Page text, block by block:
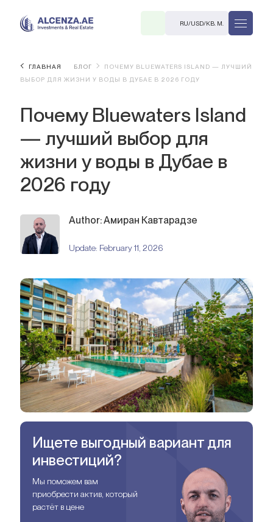
RU/USD/КВ. М.
ГЛАВНАЯ БЛОГ
ПОЧЕМУ BLUEWATERS ISLAND — ЛУЧШИЙ
ВЫБОР ДЛЯ ЖИЗНИ У ВОДЫ В ДУБАЕ В 2026 ГОДУ
Почему Bluewaters Island
— лучший выбор для
жизни у воды в Дубае в
2026 году
Author: Амиран Кавтарадзе
Update: February 11, 2026
Ищете выгодный вариант для
инвестиций?
Мы поможем вам
приобрести актив, который
растёт в цене